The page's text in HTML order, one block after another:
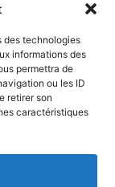
des technologies
informations des
permettra de
ou les ID
retirer son
caractéristiques